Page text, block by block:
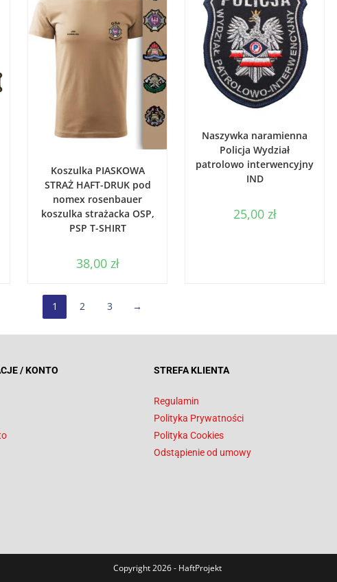
Koszulka PIASKOWA
STRAŻ HAFT-DRUK pod
nomex rosenbauer
koszulka strażacka OSP,
PSP T-SHIRT
38,00 zł
Naszywka naramienna
Policja Wydział
patrolowo interwencyjny
IND
25,00 zł
1 2 3 →
/ KONTO STREFA KLIENTA
Regulamin
Polityka Prywatności
Polityka Cookies
Odstąpienie od umowy
Copyright 2026 - HaftProjekt